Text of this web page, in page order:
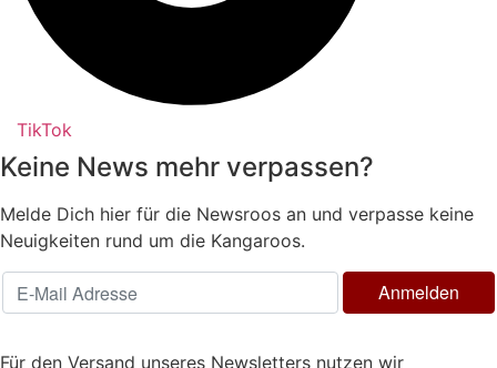
TikTok
Keine News mehr verpassen?
Melde Dich hier für die Newsroos an und verpasse keine
Neuigkeiten rund um die Kangaroos.
Für den Versand unseres Newsletters nutzen wir